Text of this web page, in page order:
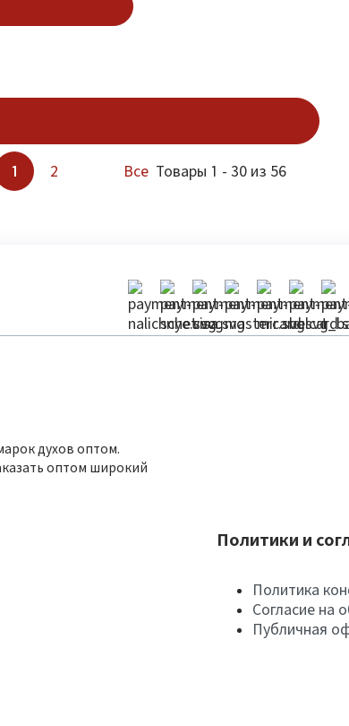
1 2 Все Товары 1 - 30 из 56
духов оптом.
оптом широкий
Политики и
Политика
Согласие на
Публичная